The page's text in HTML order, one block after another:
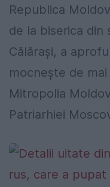
Republica
de la biserica din
Călăraşi, a
mocneşte de
Mitropolia
Patriarhiei